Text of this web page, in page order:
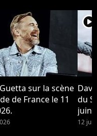
sur la scène
de France le 11
player2
du
juin
12